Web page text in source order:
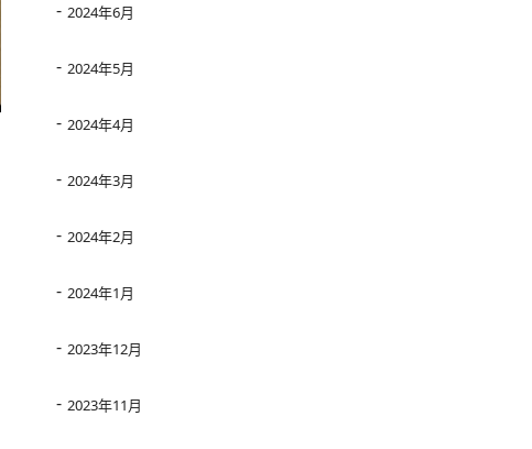
2024年6月
2024年5月
2024年4月
2024年3月
2024年2月
2024年1月
2023年12月
2023年11月